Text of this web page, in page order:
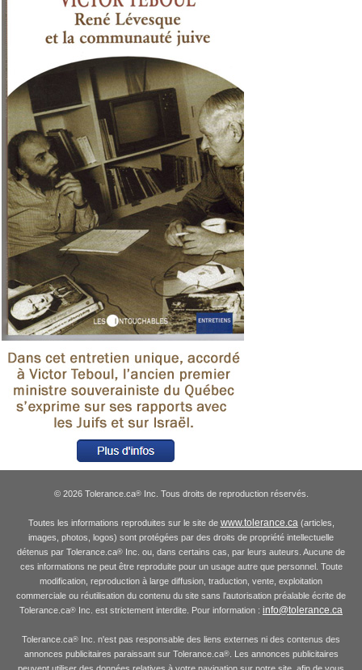
© 2026 Tolerance.ca®Inc. Tous droits de reproduction réservés.
Toutes les informations reproduites sur le site de www.tolerance.ca(articles,
images, photos, logos) sont protégées par des droits de propriété intellectuelle
détenus par Tolerance.ca® Inc. ou, dans certains cas, par leurs auteurs. Aucune de
ces informations ne peut être reproduite pour un usage autre que personnel. Toute
modification, reproduction à large diffusion, traduction, vente, exploitation
commerciale ou réutilisation du contenu du site sans l'autorisation préalable écrite de
Tolerance.ca® Inc. est strictement interdite. Pour information : info@tolerance.ca
Tolerance.ca® Inc. n'est pas responsable des liens externes ni des contenus des
annonces publicitaires paraissant sur Tolerance.ca®. Les annonces publicitaires